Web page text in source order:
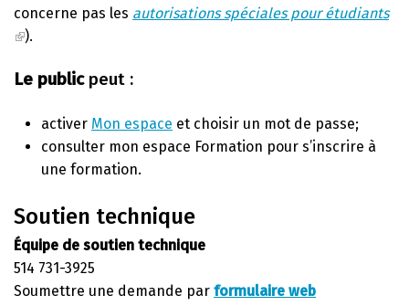
concerne pas les autorisations spéciales pour étudiants
).
Le publicpeut :
activer Mon espace et choisir un mot de passe;
consulter mon espace Formation pour s’inscrire à
une formation.
Soutien technique
Équipe de soutien technique
514 731-3925
Soumettre une demande par formulaire web